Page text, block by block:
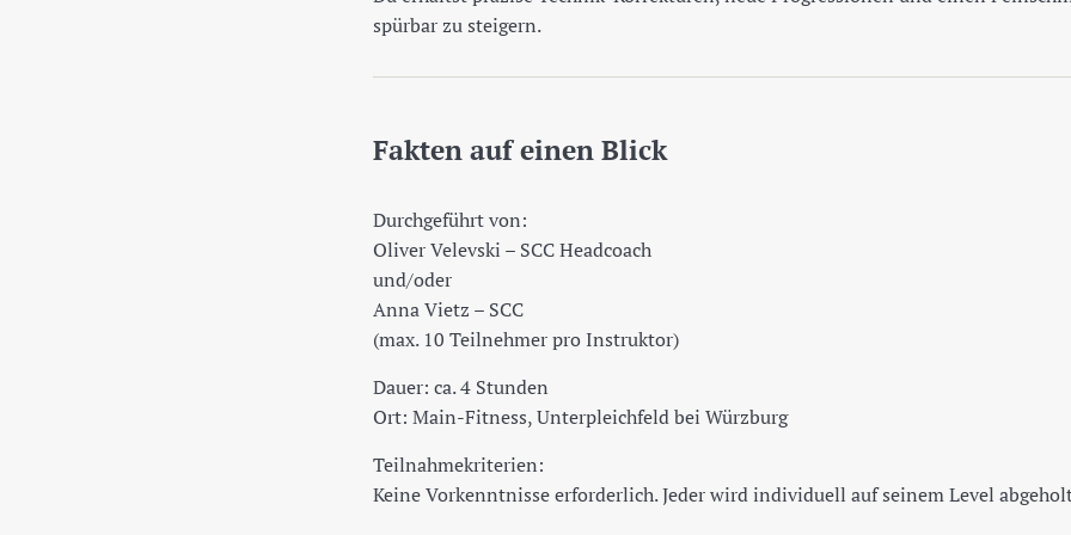
spürbar zu steigern.
Fakten auf einen Blick
Durchgeführt von:
Oliver Velevski – SCC Headcoach
und/oder
Anna Vietz – SCC
(max. 10 Teilnehmer pro Instruktor)
Dauer: ca. 4 Stunden
Ort: Main-Fitness, Unterpleichfeld bei Würzburg
Teilnahmekriterien:
Keine Vorkenntnisse erforderlich. Jeder wird individuell auf seinem Level